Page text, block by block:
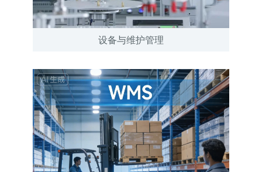
设备与维护管理